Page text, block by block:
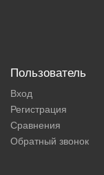
Пользователь
Вход
Регистрация
Сравнения
Обратный звонок